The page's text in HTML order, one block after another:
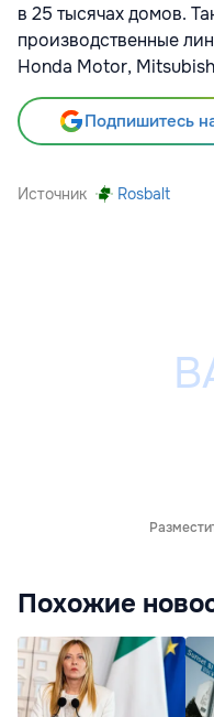
в 25 тысячах домов.
производственные
Honda Motor,
Подпишитесь
Источник Rosbalt
Похожие